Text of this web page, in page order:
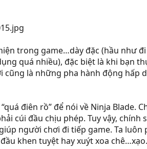
trong game…dày đặc (hầu như
quá nhiều), đặc biệt là khi bạn
là những pha hành động hấp
điên rồ” để nói về Ninja Blade.
cúi đầu chịu phép. Tuy vậy, chính
người chơi đi tiếp game. Ta luôn
khen tuyệt hay xuýt xoa chê…xạo.